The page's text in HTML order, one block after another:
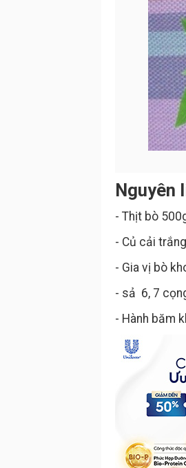
Nguyên
- Thịt bò
- Củ cải
- Gia vị bò
- sả 6, 7
- Hành băm